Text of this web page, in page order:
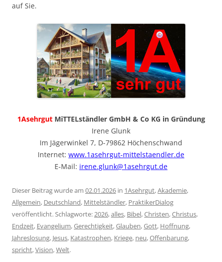
auf Sie.
1AsehrgutMiTTELständler GmbH & Co KG in Gründung
Irene Glunk
Im Jägerwinkel 7, D-79862 Höchenschwand
Internet: www.1asehrgut-mittelstaendler.de
E-Mail: irene.glunk@1asehrgut.de
Dieser Beitrag wurde am 02.01.2026 in 1Asehrgut,Akademie,
Allgemein, Deutschland, Mittelständler, PraktikerDialog
veröffentlicht. Schlagworte:2026,alles, Bibel,Christen,Christus,
Endzeit, Evangelium,Gerechtigkeit,Glauben,Gott, Hoffnung,
Jahreslosung, Jesus, Katastrophen, Kriege, neu,Offenbarung,
spricht,Vision,Welt.